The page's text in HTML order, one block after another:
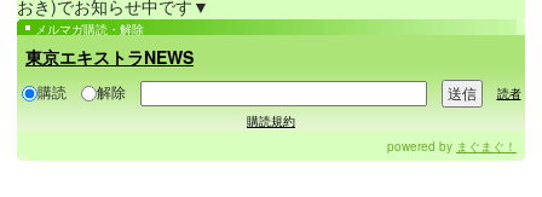
おき)でお知らせ中です▼
メルマガ購読・解除
東京エキストラNEWS
購読 解除
読者
購読規約
powered by まぐまぐ！